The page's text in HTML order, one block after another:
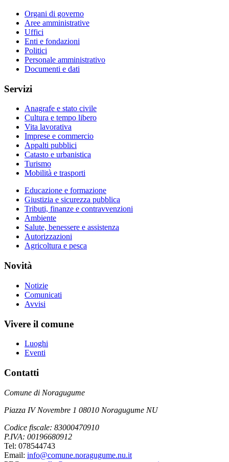
Organi di governo
Aree amministrative
Uffici
Enti e fondazioni
Politici
Personale amministrativo
Documenti e dati
Servizi
Anagrafe e stato civile
Cultura e tempo libero
Vita lavorativa
Imprese e commercio
Appalti pubblici
Catasto e urbanistica
Turismo
Mobilità e trasporti
Educazione e formazione
Giustizia e sicurezza pubblica
Tributi, finanze e contravvenzioni
Ambiente
Salute, benessere e assistenza
Autorizzazioni
Agricoltura e pesca
Novità
Notizie
Comunicati
Avvisi
Vivere il comune
Luoghi
Eventi
Contatti
Comune di Noragugume
Piazza IV Novembre 1 08010 Noragugume NU
Codice fiscale: 83000470910
P.IVA: 00196680912
Tel: 078544743
Email: info@comune.noragugume.nu.it